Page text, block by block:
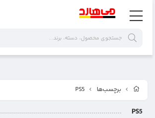
برچسب‌ها PS5
PS5